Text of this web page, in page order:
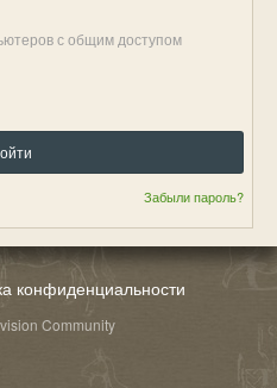
с общим доступом
Забыли пароль?
конфиденциальности
Community